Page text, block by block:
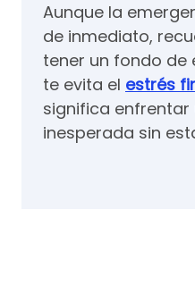
Aunque la
de inmediato,
tener un fondo de
te evita el estrés
significa enfrentar
inesperada sin